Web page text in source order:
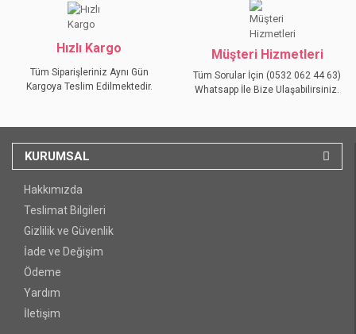
Hızlı Kargo
Tüm Siparişleriniz Aynı Gün
Kargoya Teslim Edilmektedir.
Müşteri Hizmetleri
Tüm Sorular İçin (0532 062 44 63)
Whatsapp İle Bize Ulaşabilirsiniz.
KURUMSAL
Hakkımızda
Teslimat Bilgileri
Gizlilik ve Güvenlik
İade ve Değişim
Ödeme
Yardım
İletişim